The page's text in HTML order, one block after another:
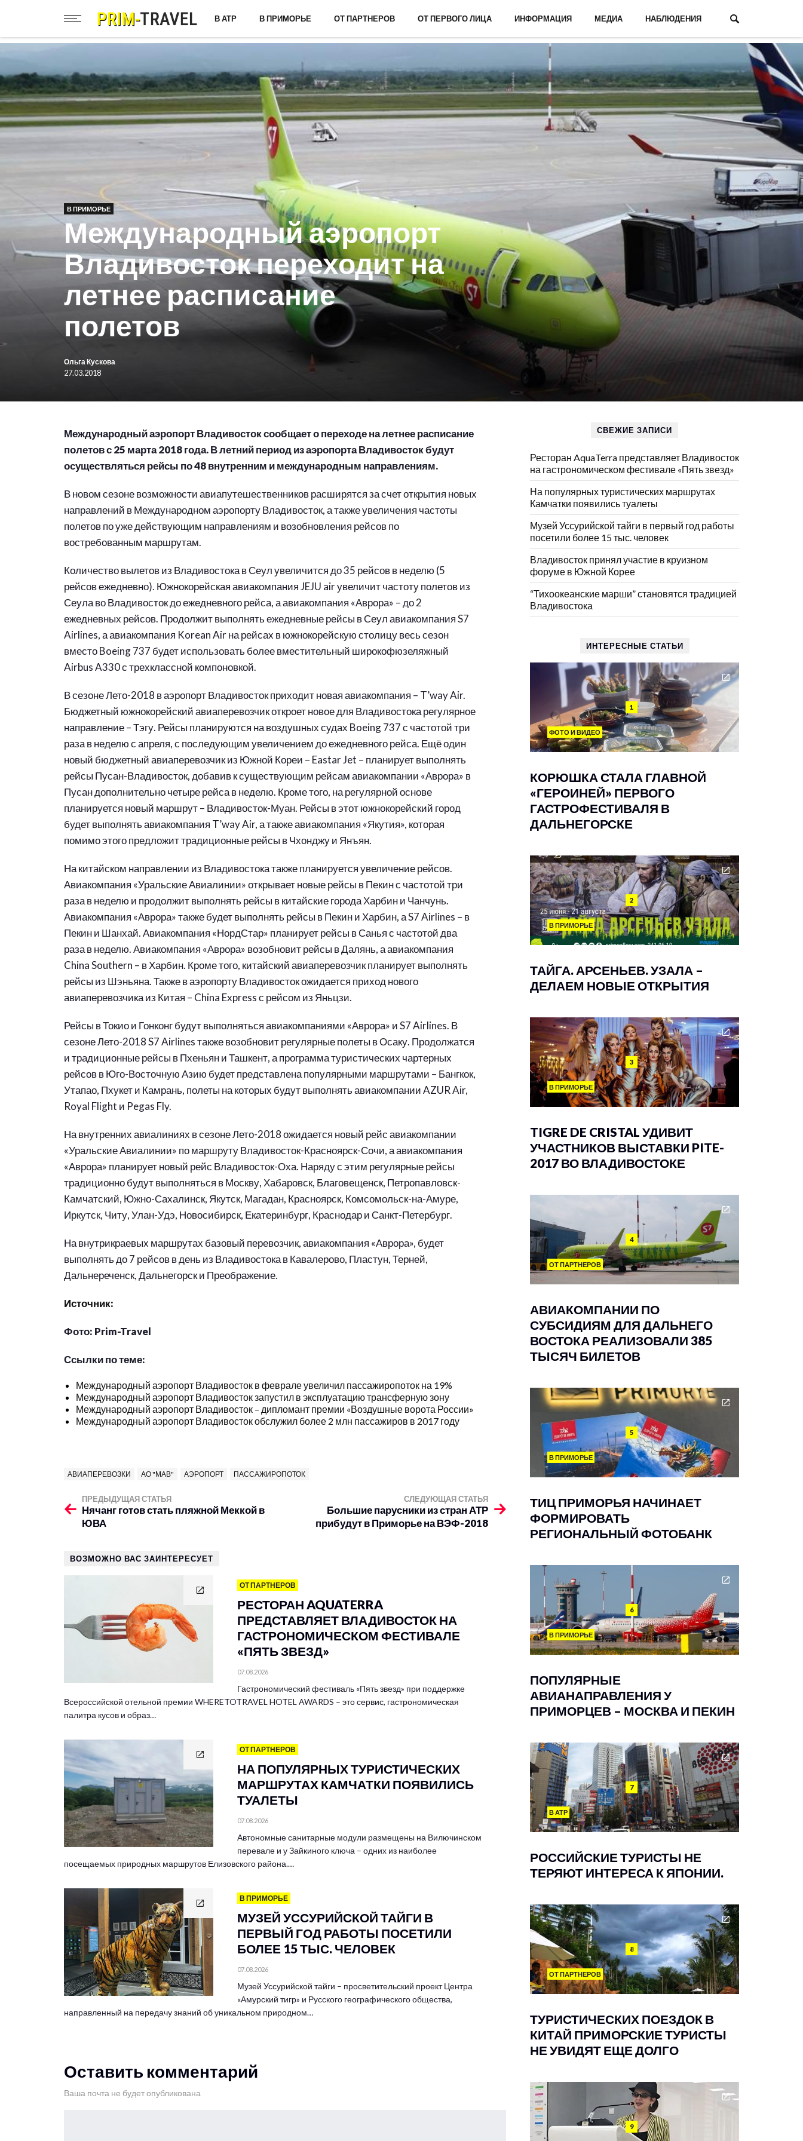
В АТР В ПРИМОРЬЕ ОТ ПАРТНЕРОВ ОТ ПЕРВОГО ЛИЦА ИНФОРМАЦИЯ МЕДИА НАБЛЮДЕНИЯ
В ПРИМОРЬЕ
Международный аэропорт
Владивосток переходит на
летнее расписание
полетов
Ольга Кускова
27.03.2018
Международный аэропорт Владивосток сообщает о переходе на летнее расписание
полетов с 25 марта 2018 года. В летний период из аэропорта Владивосток будут
осуществляться рейсы по 48 внутренним и международным направлениям.
В новом сезоне возможности авиапутешественников расширятся за счет открытия новых
направлений в Международном аэропорту Владивосток, а также увеличения частоты
полетов по уже действующим направлениям и возобновления рейсов по
востребованным маршрутам.
Количество вылетов из Владивостока в Сеул увеличится до 35 рейсов в неделю (5
рейсов ежедневно). Южнокорейская авиакомпания JEJU air увеличит частоту полетов из
Сеула во Владивосток до ежедневного рейса, а авиакомпания «Аврора» – до 2
ежедневных рейсов. Продолжит выполнять ежедневные рейсы в Сеул авиакомпания S7
Airlines, а авиакомпания Korean Air на рейсах в южнокорейскую столицу весь сезон
вместо Boeing 737 будет использовать более вместительный широкофюзеляжный
Airbus A330 с трехклассной компоновкой.
В сезоне Лето-2018 в аэропорт Владивосток приходит новая авиакомпания – T’way Air.
Бюджетный южнокорейский авиаперевозчик откроет новое для Владивостока регулярное
направление – Тэгу. Рейсы планируются на воздушных судах Boeing 737 с частотой три
раза в неделю с апреля, с последующим увеличением до ежедневного рейса. Ещё один
новый бюджетный авиаперевозчик из Южной Кореи – Eastar Jet – планирует выполнять
рейсы Пусан-Владивосток, добавив к существующим рейсам авиакомпании «Аврора» в
Пусан дополнительно четыре рейса в неделю. Кроме того, на регулярной основе
планируется новый маршрут – Владивосток-Муан. Рейсы в этот южнокорейский город
будет выполнять авиакомпания T’way Air, а также авиакомпания «Якутия», которая
помимо этого предложит традиционные рейсы в Чхонджу и Янъян.
На китайском направлении из Владивостока также планируется увеличение рейсов.
Авиакомпания «Уральские Авиалинии» открывает новые рейсы в Пекин с частотой три
раза в неделю и продолжит выполнять рейсы в китайские города Харбин и Чанчунь.
Авиакомпания «Аврора» также будет выполнять рейсы в Пекин и Харбин, а S7 Airlines – в
Пекин и Шанхай. Авиакомпания «НордСтар» планирует рейсы в Санья с частотой два
раза в неделю. Авиакомпания «Аврора» возобновит рейсы в Далянь, а авиакомпания
China Southern – в Харбин. Кроме того, китайский авиаперевозчик планирует выполнять
рейсы из Шэньяна. Также в аэропорту Владивосток ожидается приход нового
авиаперевозчика из Китая – China Express с рейсом из Яньцзи.
Рейсы в Токио и Гонконг будут выполняться авиакомпаниями «Аврора» и S7 Airlines. В
сезоне Лето-2018 S7 Airlines также возобновит регулярные полеты в Осаку. Продолжатся
и традиционные рейсы в Пхеньян и Ташкент, а программа туристических чартерных
рейсов в Юго-Восточную Азию будет представлена популярными маршрутами – Бангкок,
Утапао, Пхукет и Камрань, полеты на которых будут выполнять авиакомпании AZUR Air,
Royal Flight и Pegas Fly.
На внутренних авиалиниях в сезоне Лето-2018 ожидается новый рейс авиакомпании
«Уральские Авиалинии» по маршруту Владивосток-Красноярск-Сочи, а авиакомпания
«Аврора» планирует новый рейс Владивосток-Оха. Наряду с этим регулярные рейсы
традиционно будут выполняться в Москву, Хабаровск, Благовещенск, Петропавловск-
Камчатский, Южно-Сахалинск, Якутск, Магадан, Красноярск, Комсомольск-на-Амуре,
Иркутск, Читу, Улан-Удэ, Новосибирск, Екатеринбург, Краснодар и Санкт-Петербург.
На внутрикраевых маршрутах базовый перевозчик, авиакомпания «Аврора», будет
выполнять до 7 рейсов в день из Владивостока в Кавалерово, Пластун, Терней,
Дальнереченск, Дальнегорск и Преображение.
Источник:
Фото: Prim-Travel
Ссылки по теме:
Международный аэропорт Владивосток в феврале увеличил пассажиропоток на 19%
Международный аэропорт Владивосток запустил в эксплуатацию трансферную зону
Международный аэропорт Владивосток – дипломант премии «Воздушные ворота России»
Международный аэропорт Владивосток обслужил более 2 млн пассажиров в 2017 году
АВИАПЕРЕВОЗКИ АО "МАВ" АЭРОПОРТ ПАССАЖИРОПОТОК
ПРЕДЫДУЩАЯ СТАТЬЯ
Нячанг готов стать пляжной Меккой в
ЮВА
СЛЕДУЮЩАЯ СТАТЬЯ
Большие парусники из стран АТР
прибудут в Приморье на ВЭФ-2018
ВОЗМОЖНО ВАС ЗАИНТЕРЕСУЕТ
ОТ ПАРТНЕРОВ
РЕСТОРАН AQUATERRA
ПРЕДСТАВЛЯЕТ ВЛАДИВОСТОК НА
ГАСТРОНОМИЧЕСКОМ ФЕСТИВАЛЕ
«ПЯТЬ ЗВЕЗД»
07.08.2026
Гастрономический фестиваль «Пять звезд» при поддержке
Всероссийской отельной премии WHERETOTRAVEL HOTEL AWARDS – это сервис, гастрономическая
палитра кусов и образ…
ОТ ПАРТНЕРОВ
НА ПОПУЛЯРНЫХ ТУРИСТИЧЕСКИХ
МАРШРУТАХ КАМЧАТКИ ПОЯВИЛИСЬ
ТУАЛЕТЫ
07.08.2026
Автономные санитарные модули размещены на Вилючинском
перевале и у Зайкиного ключа – одних из наиболее
посещаемых природных маршрутов Елизовского района.…
В ПРИМОРЬЕ
МУЗЕЙ УССУРИЙСКОЙ ТАЙГИ В
ПЕРВЫЙ ГОД РАБОТЫ ПОСЕТИЛИ
БОЛЕЕ 15 ТЫС. ЧЕЛОВЕК
07.08.2026
Музей Уссурийской тайги – просветительский проект Центра
«Амурский тигр» и Русского географического общества,
направленный на передачу знаний об уникальном природном…
Оставить комментарий
Ваша почта не будет опубликована
СВЕЖИЕ ЗАПИСИ
Ресторан AquaTerra представляет Владивосток
на гастрономическом фестивале «Пять звезд»
На популярных туристических маршрутах
Камчатки появились туалеты
Музей Уссурийской тайги в первый год работы
посетили более 15 тыс. человек
Владивосток принял участие в круизном
форуме в Южной Корее
“Тихоокеанские марши” становятся традицией
Владивостока
ИНТЕРЕСНЫЕ СТАТЬИ
1
ФОТО И ВИДЕО
КОРЮШКА СТАЛА ГЛАВНОЙ
«ГЕРОИНЕЙ» ПЕРВОГО
ГАСТРОФЕСТИВАЛЯ В
ДАЛЬНЕГОРСКЕ
2
В ПРИМОРЬЕ
ТАЙГА. АРСЕНЬЕВ. УЗАЛА –
ДЕЛАЕМ НОВЫЕ ОТКРЫТИЯ
3
В ПРИМОРЬЕ
TIGRE DE CRISTAL УДИВИТ
УЧАСТНИКОВ ВЫСТАВКИ PITE-
2017 ВО ВЛАДИВОСТОКЕ
4
ОТ ПАРТНЕРОВ
АВИАКОМПАНИИ ПО
СУБСИДИЯМ ДЛЯ ДАЛЬНЕГО
ВОСТОКА РЕАЛИЗОВАЛИ 385
ТЫСЯЧ БИЛЕТОВ
5
В ПРИМОРЬЕ
ТИЦ ПРИМОРЬЯ НАЧИНАЕТ
ФОРМИРОВАТЬ
РЕГИОНАЛЬНЫЙ ФОТОБАНК
6
В ПРИМОРЬЕ
ПОПУЛЯРНЫЕ
АВИАНАПРАВЛЕНИЯ У
ПРИМОРЦЕВ – МОСКВА И ПЕКИН
7
В АТР
РОССИЙСКИЕ ТУРИСТЫ НЕ
ТЕРЯЮТ ИНТЕРЕСА К ЯПОНИИ.
8
ОТ ПАРТНЕРОВ
ТУРИСТИЧЕСКИХ ПОЕЗДОК В
КИТАЙ ПРИМОРСКИЕ ТУРИСТЫ
НЕ УВИДЯТ ЕЩЕ ДОЛГО
9